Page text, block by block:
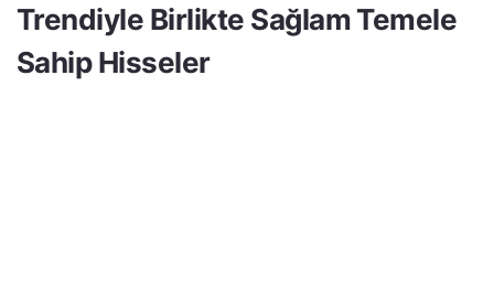
Trendiyle Birlikte Sağlam Temele
Sahip Hisseler